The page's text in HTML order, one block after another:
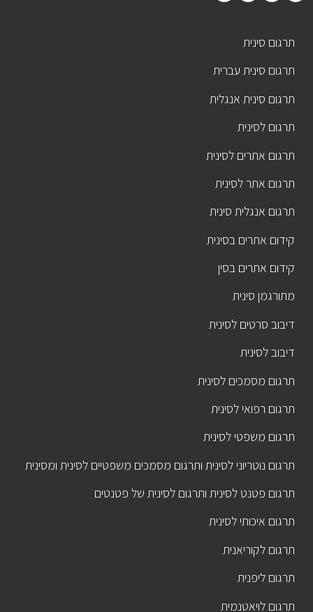
תרגום סינית
תרגום סינית עברית
תרגום סינית אנגלית
תרגום לסינית
תרגום אתרים לסינית
תרגום אתר לסינית
תרגום אנגלית סינית
קידום אתרים בסינית
קידום אתרים בסין
מתורגמן סינית
דיבוב סרטים לסינית
דיבוב לסינית
תרגום מסמכים לסינית
תרגום רפואי לסינית
תרגום משפטי לסינית
תרגום נוטריוני לסינית ותרגום מסמכים משפטיים לסינית ומסינית
תרגום פטנט לסינית ותרגום לסינית של פטנטים
תרגום איכותי לסינית
תרגום לקוריאנית
תרגום ליפנית
תרגום לויאטנמית